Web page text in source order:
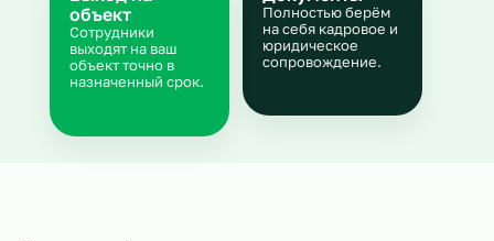
Полностью берём
на себя кадровое и
юридическое
сопровождение.
объект
Сотрудники
выходят на ваш
объект точно в
назначенный срок.